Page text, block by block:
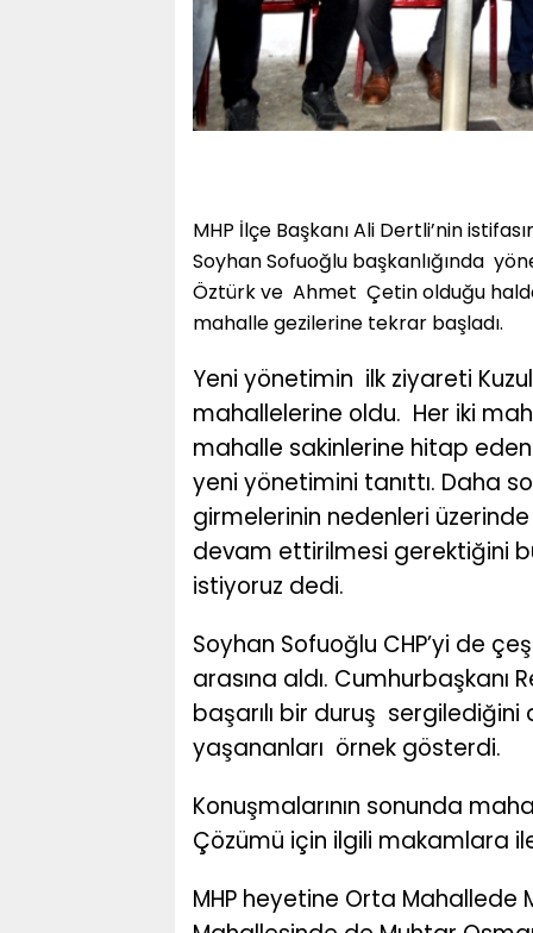
MHP İlçe Başkanı Ali Dertli’nin
Soyhan Sofuoğlu başkanlığında
Öztürk ve Ahmet Çetin olduğu
mahalle gezilerine tekrar başladı.
Yeni yönetimin ilk ziyareti
mahallelerine oldu. Her iki
mahalle sakinlerine hitap eden
yeni yönetimini tanıttı. Daha
girmelerinin nedenleri
devam ettirilmesi gerektiğini
istiyoruz dedi.
Soyhan Sofuoğlu CHP’yi de
arasına aldı. Cumhurbaşkanı
başarılı bir duruş sergilediğini
yaşananları örnek gösterdi.
Konuşmalarının sonunda
Çözümü için ilgili makamlara
MHP heyetine Orta Mahallede